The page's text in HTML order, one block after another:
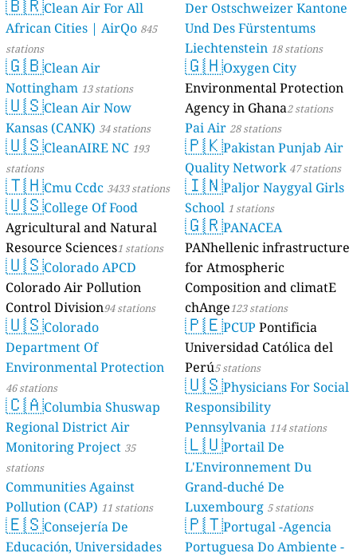
Clean Air For All
African Cities | AirQo 845
stations
🇬🇧Clean Air
Nottingham 13 stations
🇺🇸Clean Air Now
Kansas (CANK) 34 stations
🇺🇸CleanAIRE NC 193
stations
🇹🇭Cmu Ccdc 3433 stations
🇺🇸College Of Food
Agricultural and Natural
Resource Sciences1 stations
🇺🇸Colorado APCD
Colorado Air Pollution
Control Division94 stations
🇺🇸Colorado
Department Of
Environmental Protection
46 stations
🇨🇦Columbia Shuswap
Regional District Air
Monitoring Project 35
stations
Communities Against
Pollution (CAP) 11 stations
🇪🇸Consejería De
Educación, Universidades
Der Ostschweizer Kantone
Und Des Fürstentums
Liechtenstein 18 stations
🇬🇭Oxygen City
Environmental Protection
Agency in Ghana2 stations
Pai Air 28 stations
🇵🇰Pakistan Punjab Air
Quality Network 47 stations
🇮🇳Paljor Naygyal Girls
School 1 stations
🇬🇷PANACEA
PANhellenic infrastructure
for Atmospheric
Composition and climatE
chAnge123 stations
🇵🇪PCUP Pontificia
Universidad Católica del
Perú5 stations
🇺🇸Physicians For Social
Responsibility
Pennsylvania 114 stations
🇱🇺Portail De
L'Environnement Du
Grand-duché De
Luxembourg 5 stations
🇵🇹Portugal -Agencia
Portuguesa Do Ambiente -